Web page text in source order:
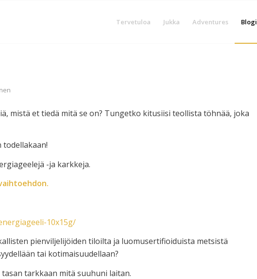
Tervetuloa Jukka Adventures Blogi
mistä et tiedä mitä se on? Tungetko kitusiisi teollista töhnää, joka
todellakaan!
-ja karkkeja.
10x15g/
pienviljelijöiden tiloilta ja luomusertifioiduista metsistä
tai kotimaisuudellaan?
tarkkaan mitä suuhuni laitan.